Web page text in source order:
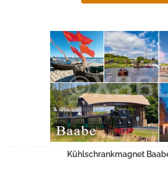
Kühlschrankmagnet